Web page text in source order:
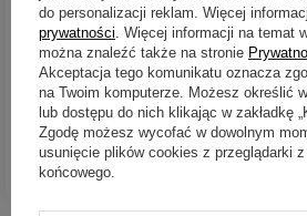
Guma Savage Gear 3D Perch
RTF 12.5cm | Fire Perch |
szybko tonący
33,90 zł
Ilość produktów
do personalizacji reklam. Więcej
prywatności . Więcej informacji na temat
można znaleźć także na stronie
Akceptacja tego komunikatu oznacza
na Twoim komputerze. Możesz określić
lub dostępu do nich klikając w zakładkę
Zgodę możesz wycofać w dowolnym
usunięcie plików cookies z przeglądarki
końcowego.